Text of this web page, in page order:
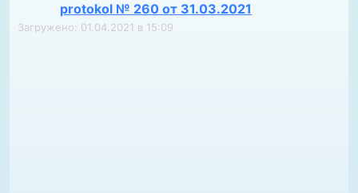
protokol № 260 от 31.03.2021
Загружено: 01.04.2021 в 15:09